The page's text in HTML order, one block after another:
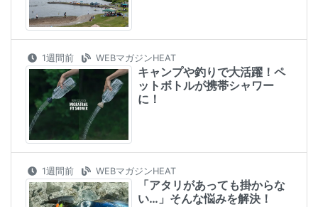
1週間前 WEBマガジンHEAT
キャンプや釣りで大活躍！ペ
ットボトルが携帯シャワー
に！
1週間前 WEBマガジンHEAT
「アタリがあっても掛からな
い…」そんな悩みを解決！